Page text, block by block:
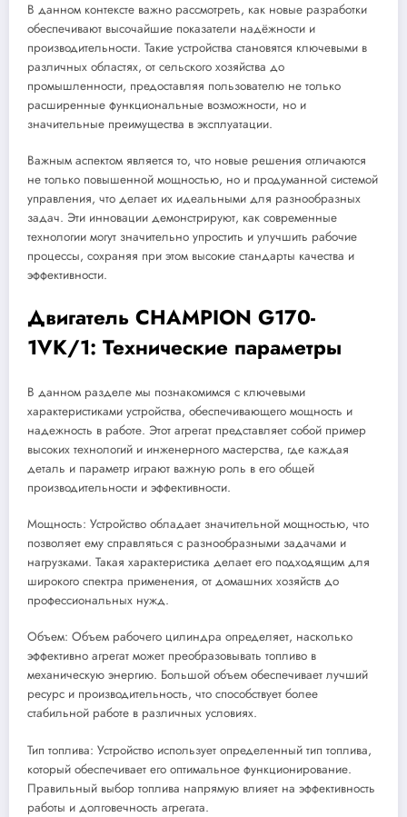
В данном контексте важно рассмотреть, как новые разработки
обеспечивают высочайшие показатели надёжности и
производительности. Такие устройства становятся ключевыми в
различных областях, от сельского хозяйства до
промышленности, предоставляя пользователю не только
расширенные функциональные возможности, но и
значительные преимущества в эксплуатации.
Важным аспектом является то, что новые решения отличаются
не только повышенной мощностью, но и продуманной системой
управления, что делает их идеальными для разнообразных
задач. Эти инновации демонстрируют, как современные
технологии могут значительно упростить и улучшить рабочие
процессы, сохраняя при этом высокие стандарты качества и
эффективности.
Двигатель CHAMPION G170-
1VK/1: Технические параметры
В данном разделе мы познакомимся с ключевыми
характеристиками устройства, обеспечивающего мощность и
надежность в работе. Этот агрегат представляет собой пример
высоких технологий и инженерного мастерства, где каждая
деталь и параметр играют важную роль в его общей
производительности и эффективности.
Мощность: Устройство обладает значительной мощностью, что
позволяет ему справляться с разнообразными задачами и
нагрузками. Такая характеристика делает его подходящим для
широкого спектра применения, от домашних хозяйств до
профессиональных нужд.
Объем: Объем рабочего цилиндра определяет, насколько
эффективно агрегат может преобразовывать топливо в
механическую энергию. Большой объем обеспечивает лучший
ресурс и производительность, что способствует более
стабильной работе в различных условиях.
Тип топлива: Устройство использует определенный тип топлива,
который обеспечивает его оптимальное функционирование.
Правильный выбор топлива напрямую влияет на эффективность
работы и долговечность агрегата.